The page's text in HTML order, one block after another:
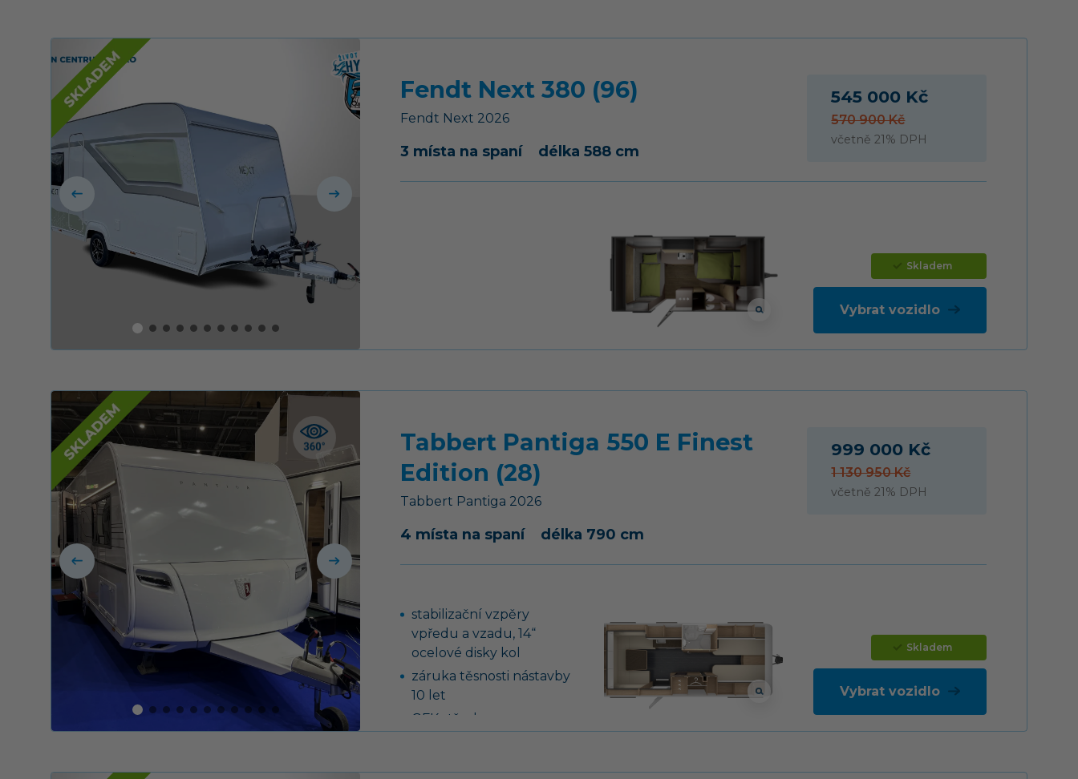
střešní okno 40 x 40 cm,
zástěna sprchy, zrcadlo a
šatní věšák, přední
sedačky Captain Chair,
garáži)
airbag řidiče a
l
Fendt Next 380 (96)
Fendt Next 2026
3 místa na spaní délka 588 cm
545 000 Kč
570 900 Kč
včetně 21% DPH
Skladem
Vybrat vozidlo
Tabbert Pantiga 550 E Finest
Edition (28)
Tabbert Pantiga 2026
4 místa na spaní délka 790 cm
999 000 Kč
1 130 950 Kč
včetně 21% DPH
stabilizační vzpěry
vpředu a vzadu, 14“
ocelové disky kol
záruka těsnosti nástavby
10 let
GFK střecha se
Skladem
Vybrat vozidlo